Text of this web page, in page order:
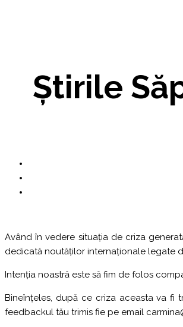
Știrile
Având în vedere situația de criza
dedicată noutăților internaționale legate
Intenția noastră este să fim de folos
Bineînțeles, după ce criza aceasta va fi
feedbackul tău trimis fie pe email